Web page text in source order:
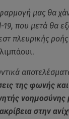
μας θα
19, που μετά θα
πλευρικής ροής
της φωνής
στην